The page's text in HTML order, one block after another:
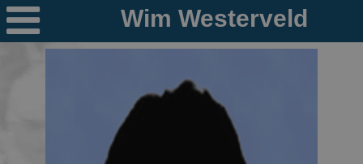

Nieuws
Schaatspeloton.nl